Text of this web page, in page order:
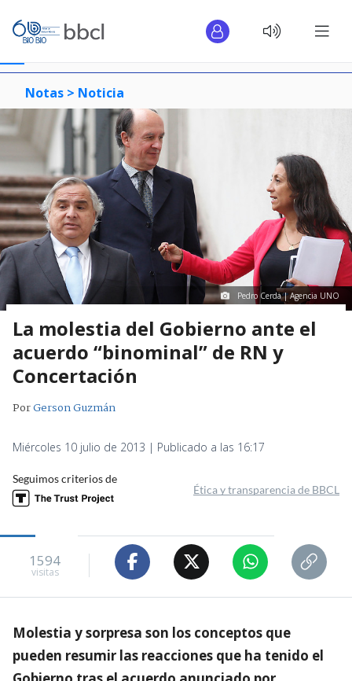
Notas > Noticia
Pedro Cerda | Agencia UNO
La molestia del Gobierno ante el
acuerdo “binominal” de RN y
Concertación
PorGerson Guzmán
Miércoles 10 julio de 2013 | Publicado a las 16:17
Seguimos criterios de
Ética y transparencia de BBCL
1594
visitas
Molestia y sorpresa son los conceptos que
pueden resumir las reacciones que ha tenido el